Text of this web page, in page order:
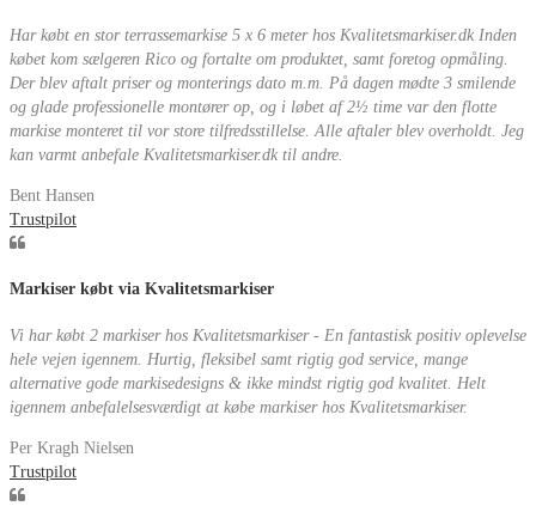
Har købt en stor terrassemarkise 5 x 6 meter hos Kvalitetsmarkiser.dk Inden
købet kom sælgeren Rico og fortalte om produktet, samt foretog opmåling.
Der blev aftalt priser og monterings dato m.m. På dagen mødte 3 smilende
og glade professionelle montører op, og i løbet af 2½ time var den flotte
markise monteret til vor store tilfredsstillelse. Alle aftaler blev overholdt. Jeg
kan varmt anbefale Kvalitetsmarkiser.dk til andre.
Bent Hansen
Trustpilot
Markiser købt via Kvalitetsmarkiser
Vi har købt 2 markiser hos Kvalitetsmarkiser - En fantastisk positiv oplevelse
hele vejen igennem. Hurtig, fleksibel samt rigtig god service, mange
alternative gode markisedesigns & ikke mindst rigtig god kvalitet. Helt
igennem anbefalelsesværdigt at købe markiser hos Kvalitetsmarkiser.
Per Kragh Nielsen
Trustpilot